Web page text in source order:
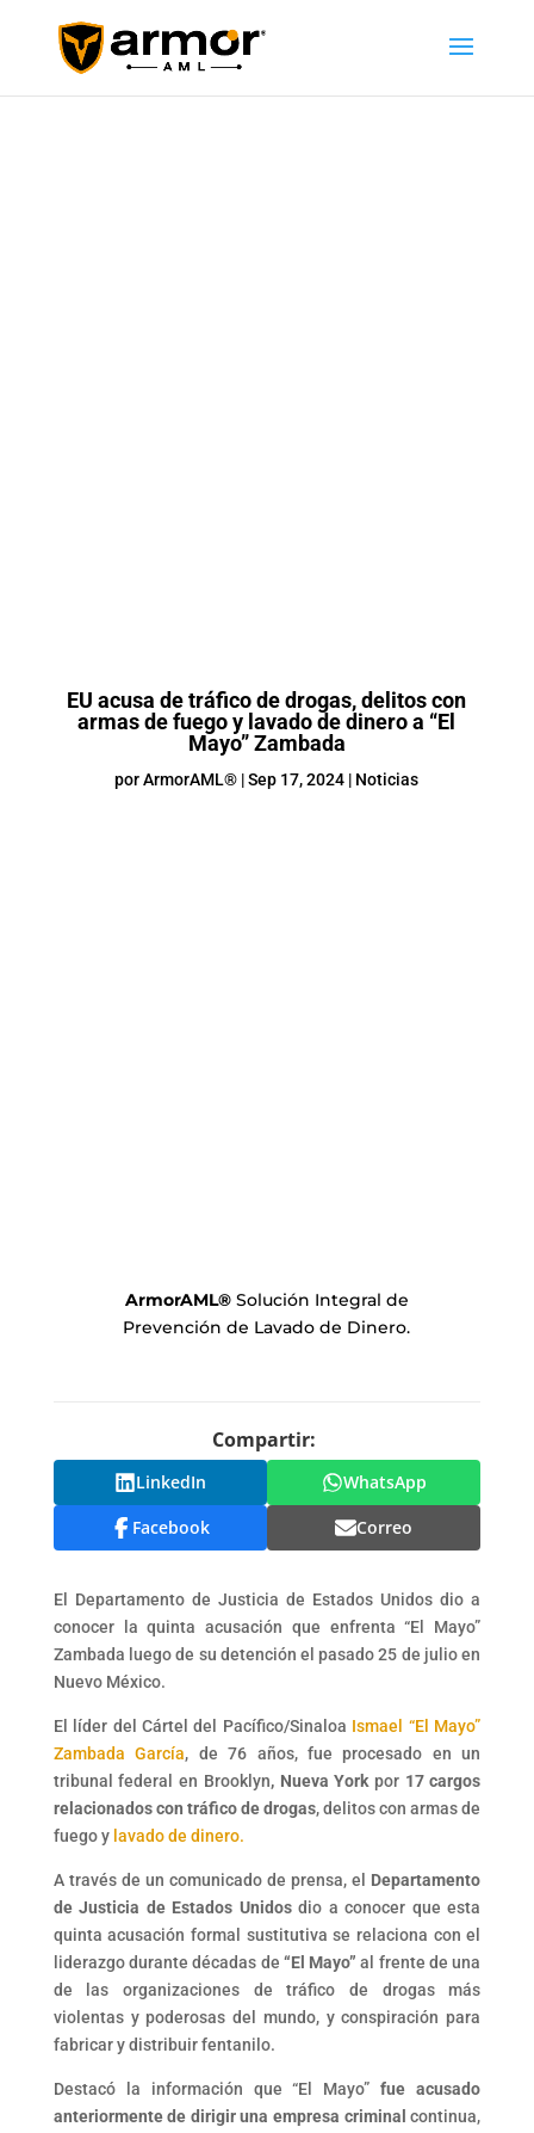
EU acusa de tráfico de drogas, delitos con
armas de fuego y lavado de dinero a “El
Mayo” Zambada
porArmorAML® |Sep 17, 2024 | Noticias
ArmorAML® Solución Integral de
Prevención de Lavado de Dinero.
Compartir:
LinkedIn
WhatsApp
Facebook
Correo
El Departamento de Justicia de Estados Unidos dio a
conocer la quinta acusación que enfrenta “El Mayo”
Zambada luego de su detención el pasado 25 de julio en
Nuevo México.
El líder del Cártel del Pacífico/Sinaloa Ismael “El Mayo”
Zambada García, de 76 años, fue procesado en un
tribunal federal en Brooklyn, Nueva Yorkpor 17 cargos
relacionados con tráfico de drogas, delitos con armas de
fuego y lavado de dinero.
A través de un comunicado de prensa, el Departamento
de Justicia de Estados Unidosdio a conocer que esta
quinta acusación formal sustitutiva se relaciona con el
liderazgo durante décadas de “El Mayo” al frente de una
de las organizaciones de tráfico de drogas más
violentas y poderosas del mundo, y conspiración para
fabricar y distribuir fentanilo.
Destacó la información que “El Mayo” fue acusado
anteriormente de dirigir una empresa criminal continua,